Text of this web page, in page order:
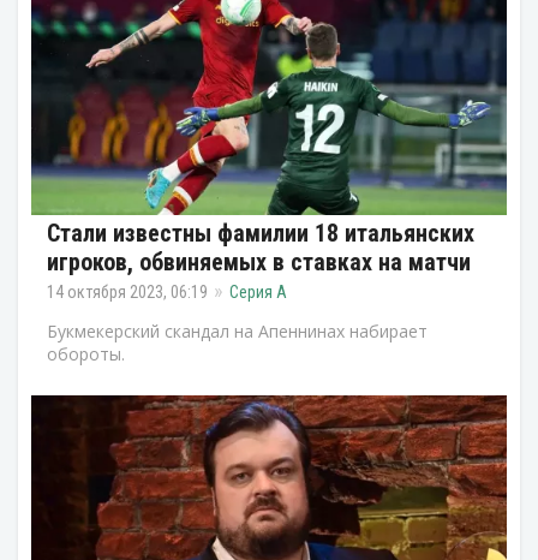
Стали известны фамилии 18 итальянских
игроков, обвиняемых в ставках на матчи
14 октября 2023, 06:19 Серия А
Букмекерский скандал на Апеннинах набирает
обороты.